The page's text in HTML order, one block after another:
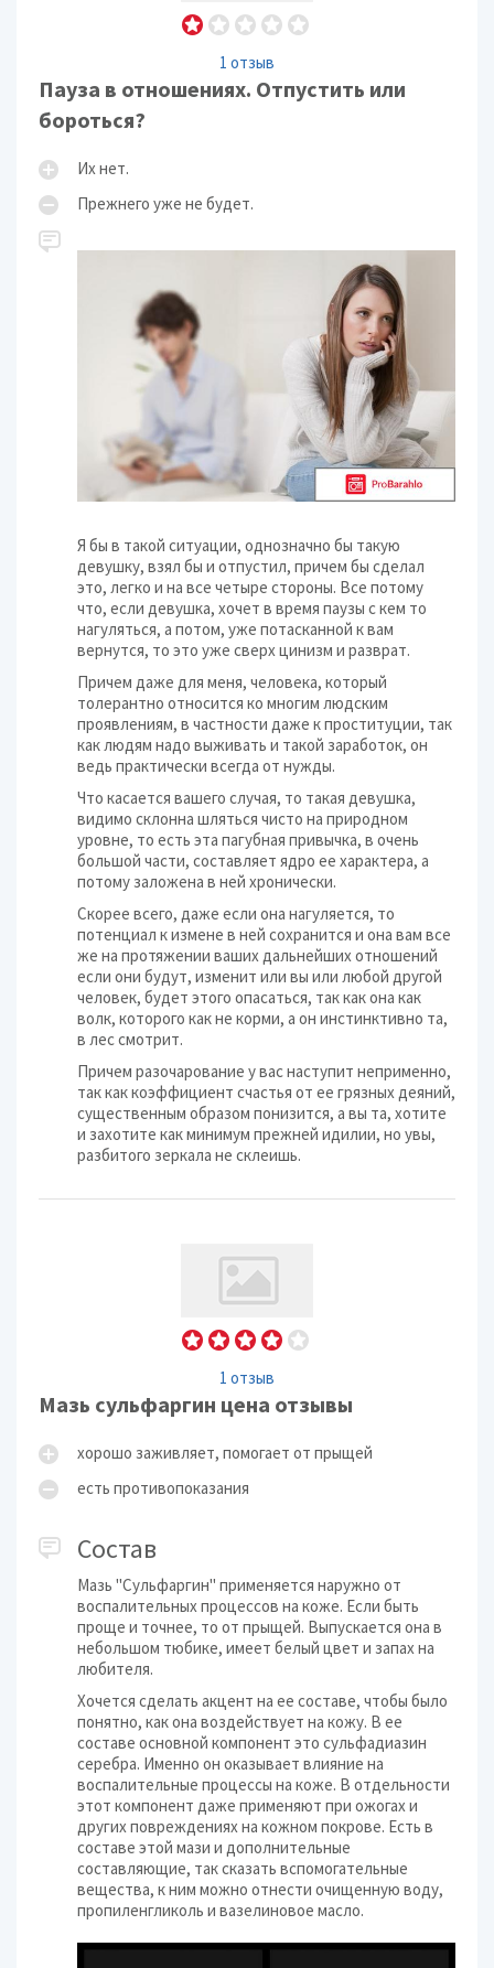
1 отзыв
Пауза в отношениях. Отпустить или
бороться?
Их нет.
Прежнего уже не будет.
Я бы в такой ситуации, однозначно бы такую
девушку, взял бы и отпустил, причем бы сделал
это, легко и на все четыре стороны. Все потому
что, если девушка, хочет в время паузы с кем то
нагуляться, а потом, уже потасканной к вам
вернутся, то это уже сверх цинизм и разврат.
Причем даже для меня, человека, который
толерантно относится ко многим людским
проявлениям, в частности даже к проституции, так
как людям надо выживать и такой заработок, он
ведь практически всегда от нужды.
Что касается вашего случая, то такая девушка,
видимо склонна шляться чисто на природном
уровне, то есть эта пагубная привычка, в очень
большой части, составляет ядро ее характера, а
потому заложена в ней хронически.
Скорее всего, даже если она нагуляется, то
потенциал к измене в ней сохранится и она вам все
же на протяжении ваших дальнейших отношений
если они будут, изменит или вы или любой другой
человек, будет этого опасаться, так как она как
волк, которого как не корми, а он инстинктивно та,
в лес смотрит.
Причем разочарование у вас наступит неприменно,
так как коэффициент счастья от ее грязных деяний,
существенным образом понизится, а вы та, хотите
и захотите как минимум прежней идилии, но увы,
разбитого зеркала не склеишь.
1 отзыв
Мазь сульфаргин цена отзывы
хорошо заживляет, помогает от прыщей
есть противопоказания
Состав
Мазь "Сульфаргин" применяется наружно от
воспалительных процессов на коже. Если быть
проще и точнее, то от прыщей. Выпускается она в
небольшом тюбике, имеет белый цвет и запах на
любителя.
Хочется сделать акцент на ее составе, чтобы было
понятно, как она воздействует на кожу. В ее
составе основной компонент это сульфадиазин
серебра. Именно он оказывает влияние на
воспалительные процессы на коже. В отдельности
этот компонент даже применяют при ожогах и
других повреждениях на кожном покрове. Есть в
составе этой мази и дополнительные
составляющие, так сказать вспомогательные
вещества, к ним можно отнести очищенную воду,
пропиленгликоль и вазелиновое масло.